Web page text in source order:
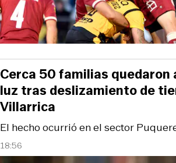
18:56
El hecho ocurrió en el sector
Cerca 50 familias quedaron
luz tras deslizamiento de
Villarrica